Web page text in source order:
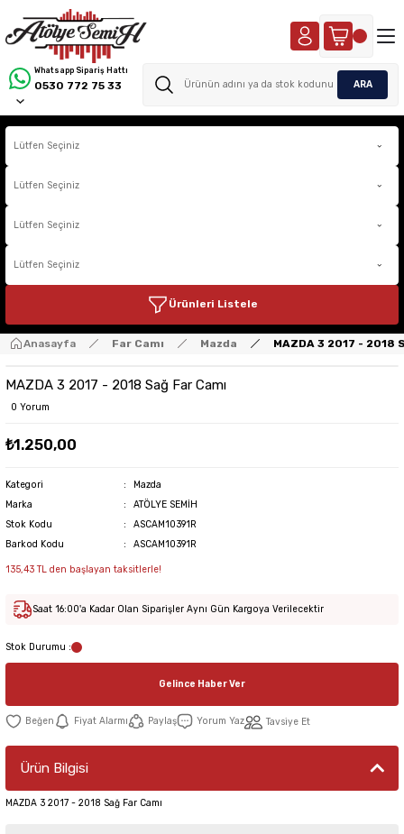
Whatsapp Sipariş Hattı
0530 772 75 33 ARA
Ürünleri Listele
Anasayfa Far Camı Mazda MAZDA 3 2017 - 2018
MAZDA 3 2017 - 2018 Sağ Far Camı
0 Yorum
₺1.250,00
Kategori
Mazda
Marka
ATÖLYE SEMİH
Stok Kodu
ASCAM10391R
Barkod Kodu
ASCAM10391R
135,43 TL den başlayan taksitlerle!
Saat 16:00'a Kadar Olan Siparişler Aynı Gün Kargoya Verilecektir
Stok Durumu :
Gelince Haber Ver
Fiyat Alarmı Paylaş Yorum Yaz Tavsiye Et
Ürün Bilgisi
MAZDA 3 2017 - 2018 Sağ Far Camı